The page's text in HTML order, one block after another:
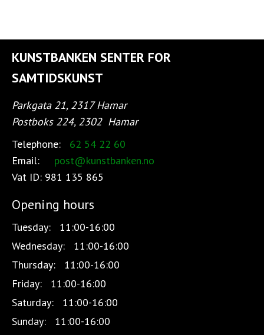
KUNSTBANKEN SENTER FOR
SAMTIDSKUNST
Parkgata 21, 2317 Hamar
Postboks 224, 2302 Hamar
Telephone:
62 54 22 60
Email:
post@kunstbanken.no
Vat ID: 981 135 865
Opening hours
Tuesday:
11:00-16:00
Wednesday:
11:00-16:00
Thursday:
11:00-16:00
Friday:
11:00-16:00
Saturday:
11:00-16:00
Sunday:
11:00-16:00